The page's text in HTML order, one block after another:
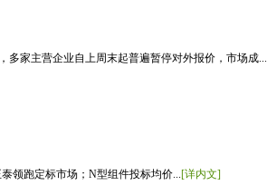
多家主营企业自上周末起普遍暂停对外报价，市场成...
领跑定标市场；N型组件投标均价... [详内文]